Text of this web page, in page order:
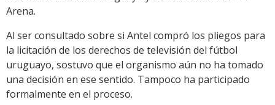
Arena.
Al ser consultado sobre si Antel compró los pliegos para
la licitación de los derechos de televisión del fútbol
uruguayo, sostuvo que el organismo aún no ha tomado
una decisión en ese sentido. Tampoco ha participado
formalmente en el proceso.